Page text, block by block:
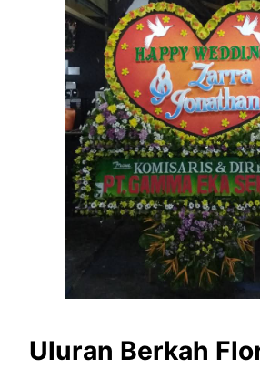
Uluran Berkah